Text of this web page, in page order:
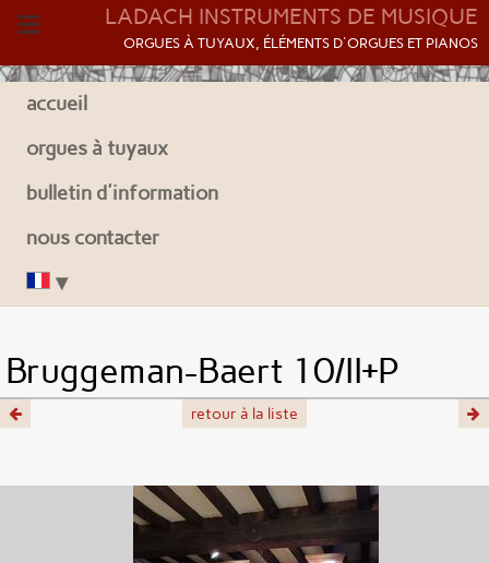
LADACH INSTRUMENTS DE MUSIQUE
ORGUES À TUYAUX, ÉLÉMENTS D'ORGUES ET PIANOS
accueil
orgues à tuyaux
bulletin d'information
nous contacter
Bruggeman-Baert 10/II+P
retour à la liste